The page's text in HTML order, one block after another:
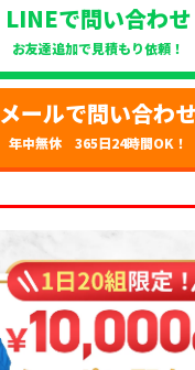
LINEで問い合わせ
お友達追加で見積もり依頼！
メールで問い合わ
年中無休 365日24時間OK！